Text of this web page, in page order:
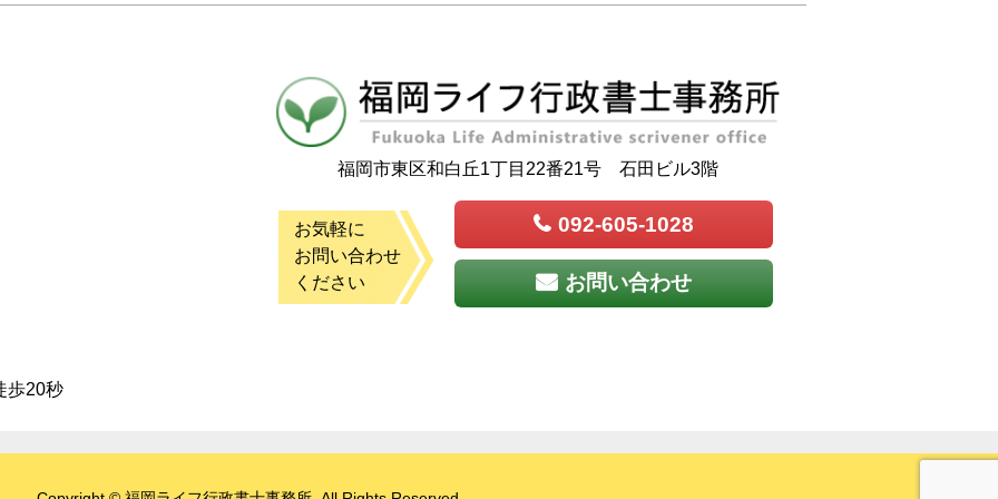
歩20秒
福岡市東区和白丘1丁目22番21号 石田ビル3階
お気軽に
お問い合わせ
ください
092-605-1028
お問い合わせ